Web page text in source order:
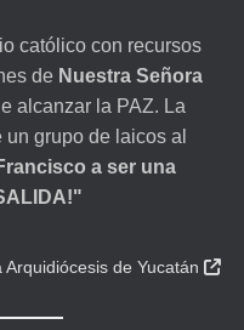
católico con recursos
de Nuestra Señora
alcanzar la PAZ. La
grupo de laicos al
a ser una
de Yucatán 